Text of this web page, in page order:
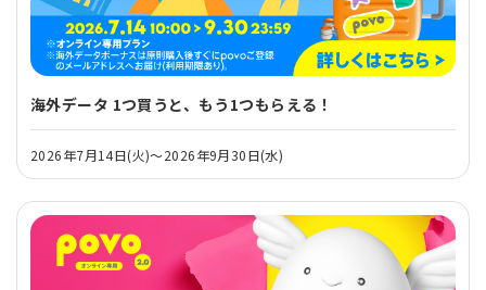
海外データ 1つ買うと、もう1つもらえる！
2026年7月14日(火)～2026年9月30日(水)